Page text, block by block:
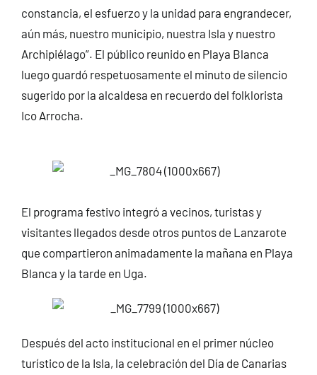
constancia, el esfuerzo y la unidad para engrandecer,
aún más, nuestro municipio, nuestra Isla y nuestro
Archipiélago”. El público reunido en Playa Blanca
luego guardó respetuosamente el minuto de silencio
sugerido por la alcaldesa en recuerdo del folklorista
Ico Arrocha.
El programa festivo integró a vecinos, turistas y
visitantes llegados desde otros puntos de Lanzarote
que compartieron animadamente la mañana en Playa
Blanca y la tarde en Uga.
Después del acto institucional en el primer núcleo
turístico de la Isla, la celebración del Día de Canarias